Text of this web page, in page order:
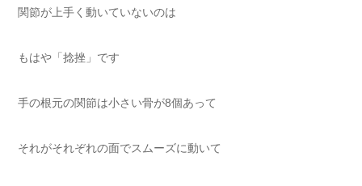
関節が上手く動いていないのは
もはや「捻挫」です
手の根元の関節は小さい骨が8個あって
それがそれぞれの面でスムーズに動いて